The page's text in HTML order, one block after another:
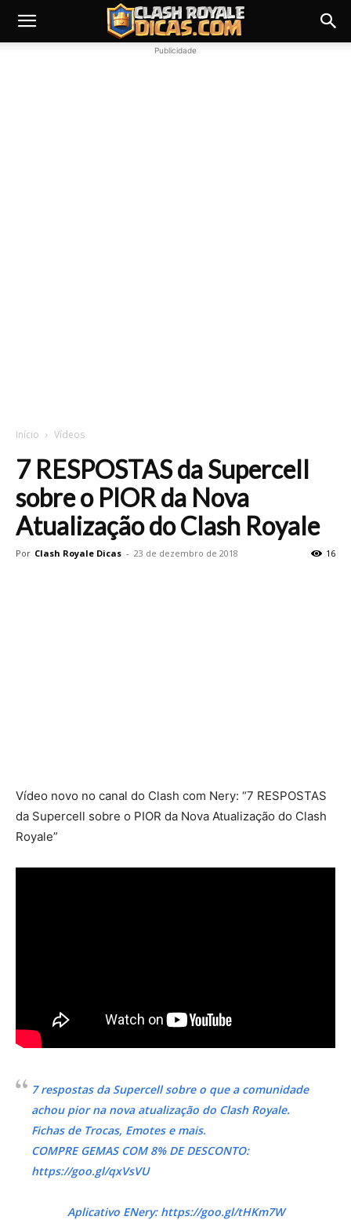
Publicidade
Início Vídeos
7 RESPOSTAS da Supercell
sobre o PIOR da Nova
Atualização do Clash Royale
Por Clash Royale Dicas - 23 de dezembro de 2018 16
Vídeo novo no canal do Clash com Nery: “7 RESPOSTAS
da Supercell sobre o PIOR da Nova Atualização do Clash
Royale”
7 respostas da Supercell sobre o que a comunidade
achou pior na nova atualização do Clash Royale.
Fichas de Trocas, Emotes e mais.
COMPRE GEMAS COM 8% DE DESCONTO:
https://goo.gl/qxVsVU
Aplicativo ENery: https://goo.gl/tHKm7W